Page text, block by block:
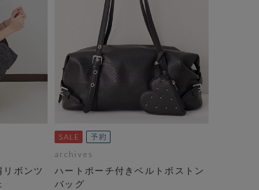
ボンツ
archives
ハートポーチ付きベルトボストン
バッグ